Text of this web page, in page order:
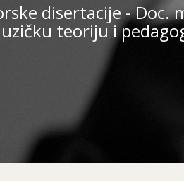
disertacije - Doc.
teoriju i